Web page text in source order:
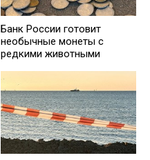
Банк России готовит
необычные монеты с
редкими животными